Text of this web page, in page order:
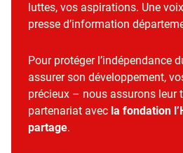
luttes, vos aspirations. Une
presse d’information
Pour protéger l’indépendance
assurer son développement,
précieux – nous assurons leur
partenariat avec la fondation
partage.